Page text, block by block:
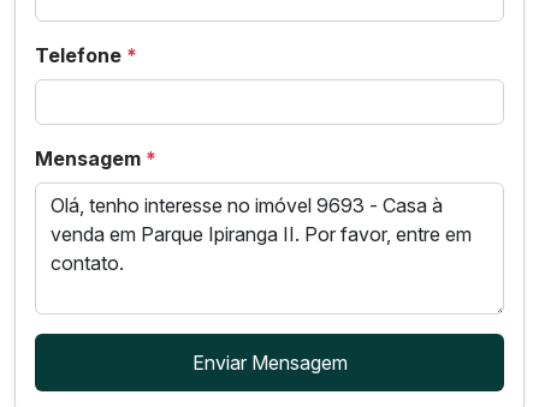
Telefone *
Mensagem *
Enviar Mensagem